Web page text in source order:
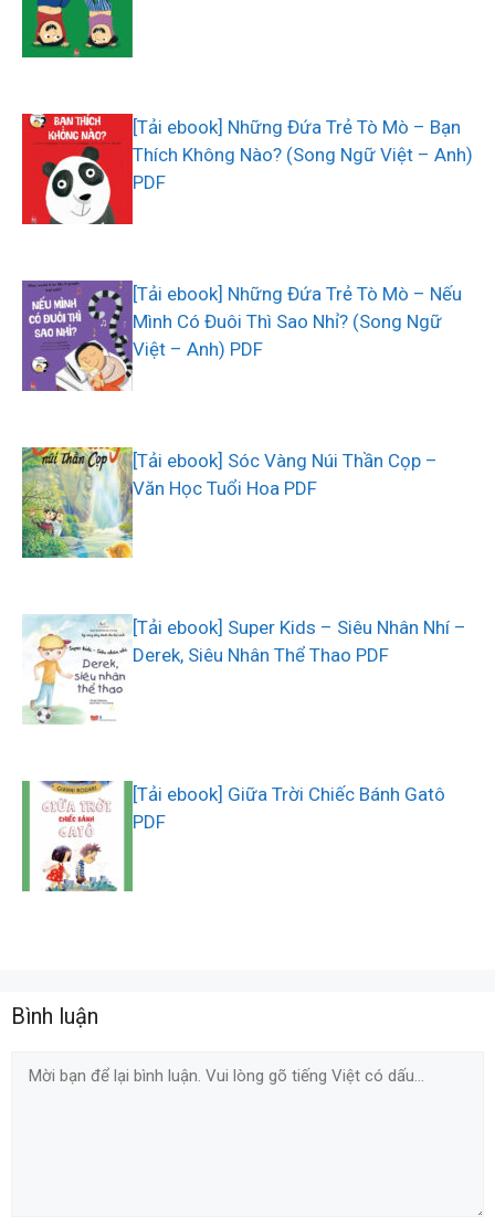
[Tải ebook] Những Đứa Trẻ Tò Mò – Bạn
Thích Không Nào? (Song Ngữ Việt – Anh)
PDF
[Tải ebook] Những Đứa Trẻ Tò Mò – Nếu
Mình Có Đuôi Thì Sao Nhỉ? (Song Ngữ
Việt – Anh) PDF
[Tải ebook] Sóc Vàng Núi Thần Cọp –
Văn Học Tuổi Hoa PDF
[Tải ebook] Super Kids – Siêu Nhân Nhí –
Derek, Siêu Nhân Thể Thao PDF
[Tải ebook] Giữa Trời Chiếc Bánh Gatô
PDF
Bình luận
Comment